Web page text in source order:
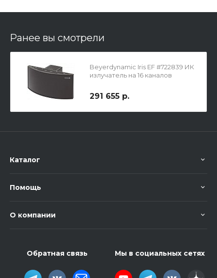
Ранее вы смотрели
Beyerdynamic Iris EF #722839 ИК
излучатель на 16 каналов
291 655 р.
Каталог
Помощь
О компании
Обратная связь Мы в социальных сетях